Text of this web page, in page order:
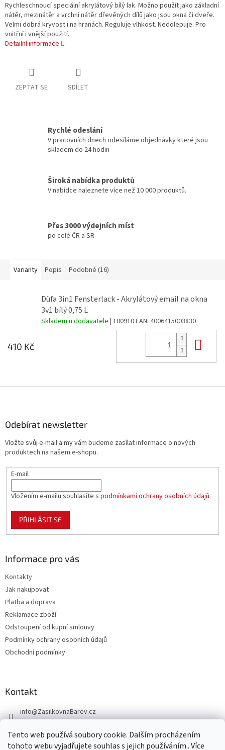
Tento web používá soubory cookie. Dalším procházením
tohoto webu vyjadřujete souhlas s jejich používáním.. Více
Rychleschnoucí speciální akrylátový bílý lak. Možno použít jako základní
nátěr, mezinátěr a vrchní nátěr dřevěných dílů jako jsou okna či dveře.
Velmi dobrá kryvost i na hranách. Reguluje vlhkost. Nedolepuje. Pro
vnitřní i vnější použití.
Detailní informace
ZEPTAT SE SDÍLET
Rychlé odeslání
V pracovních dnech odesíláme objednávky které jsou
skladem do 24 hodin
Široká nabídka produktů
V nabídce naleznete více než 10 000 produktů.
Přes 3000 výdejních míst
po celé ČR a SR
Varianty Popis Podobné (16)
Düfa 3in1 Fensterlack - Akrylátový email na okna
3v1 bílý 0,75 L
Skladem u dodavatele | 100910EAN: 4006415003830
410 Kč
Odebírat newsletter
Vložte svůj e-mail a my vám budeme zasílat informace o nových
produktech na našem e-shopu.
E-mail
Vložením e-mailu souhlasíte s podmínkami ochrany osobních údajů
PŘIHLÁSIT SE
Informace pro vás
Kontakty
Jak nakupovat
Platba a doprava
Reklamace zboží
Odstoupení od kupní smlouvy
Podmínky ochrany osobních údajů
Obchodní podmínky
Kontakt
info@ZasilkovnaBarev.cz